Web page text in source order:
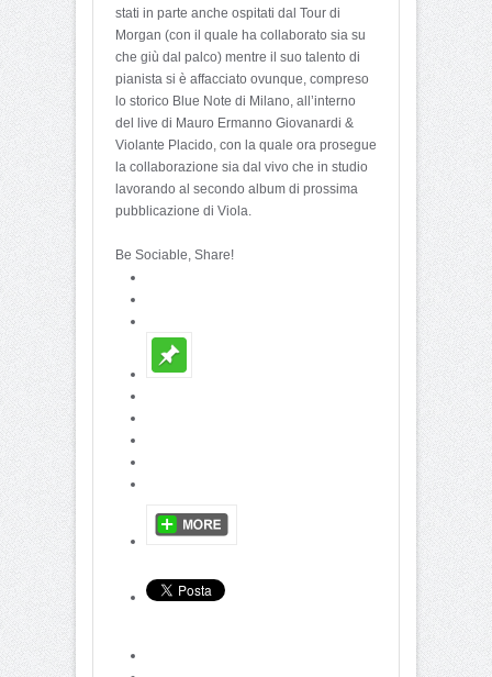
stati in parte anche ospitati dal Tour di
Morgan (con il quale ha collaborato sia su
che giù dal palco) mentre il suo talento di
pianista si è affacciato ovunque, compreso
lo storico Blue Note di Milano, all’interno
del live di Mauro Ermanno Giovanardi &
Violante Placido, con la quale ora prosegue
la collaborazione sia dal vivo che in studio
lavorando al secondo album di prossima
pubblicazione di Viola.
Be Sociable, Share!